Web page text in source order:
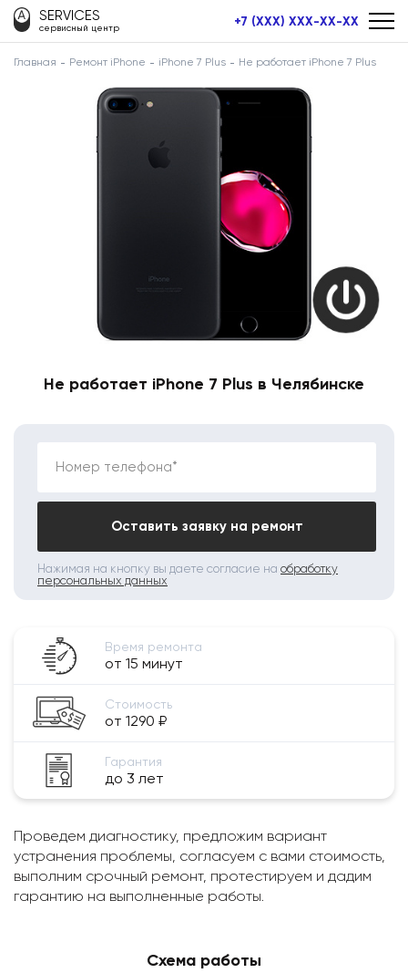
SERVICES
сервисный центр +7 (XXX) XXX-XX-XX
Главная Ремонт iPhone iPhone 7 Plus Не работает iPhone 7 Plus
Не работает iPhone 7 Plus в Челябинске
Номер телефона*
Оставить заявку на ремонт
Нажимая на кнопку вы даете согласие на обработку
персональных данных
Время ремонта
от 15 минут
Стоимость
от 1290 ₽
Гарантия
до 3 лет
Проведем диагностику, предложим вариант
устранения проблемы, согласуем с вами стоимость,
выполним срочный ремонт, протестируем и дадим
гарантию на выполненные работы.
Схема работы